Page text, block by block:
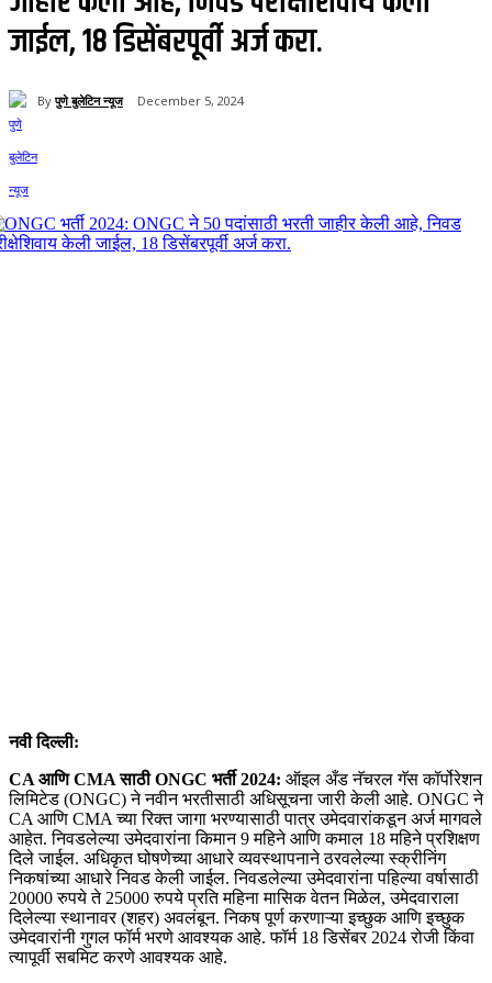
जाईल, 18 डिसेंबरपूर्वी अर्ज करा.
By पुणे बुलेटिन न्यूज December 5, 2024
नवी दिल्ली:
CA आणि CMA साठी ONGC भर्ती 2024: ऑइल अँड नॅचरल गॅस कॉर्पोरेशन
लिमिटेड (ONGC) ने नवीन भरतीसाठी अधिसूचना जारी केली आहे. ONGC ने
CA आणि CMA च्या रिक्त जागा भरण्यासाठी पात्र उमेदवारांकडून अर्ज मागवले
आहेत. निवडलेल्या उमेदवारांना किमान 9 महिने आणि कमाल 18 महिने प्रशिक्षण
दिले जाईल. अधिकृत घोषणेच्या आधारे व्यवस्थापनाने ठरवलेल्या स्क्रीनिंग
निकषांच्या आधारे निवड केली जाईल. निवडलेल्या उमेदवारांना पहिल्या वर्षासाठी
20000 रुपये ते 25000 रुपये प्रति महिना मासिक वेतन मिळेल, उमेदवाराला
दिलेल्या स्थानावर (शहर) अवलंबून. निकष पूर्ण करणाऱ्या इच्छुक आणि इच्छुक
उमेदवारांनी गुगल फॉर्म भरणे आवश्यक आहे. फॉर्म 18 डिसेंबर 2024 रोजी किंवा
त्यापूर्वी सबमिट करणे आवश्यक आहे.